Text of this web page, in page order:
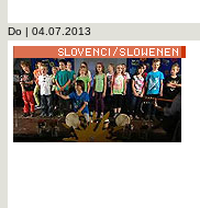
Do | 04.07.2013